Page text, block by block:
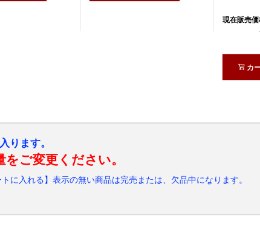
現在販売
カ
ります。
ご変更ください。
に入れる】表示の無い商品は完売または、欠品中になります。